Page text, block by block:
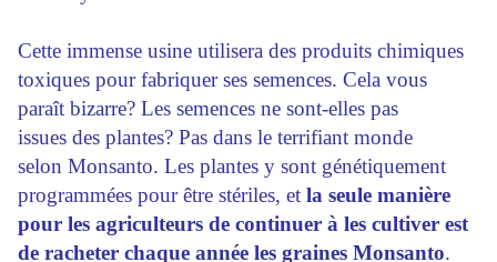
Cette immense usine utilisera des produits chimiques
toxiques pour fabriquer ses semences. Cela vous
paraît bizarre? Les semences ne sont-elles pas
issues des plantes? Pas dans le terrifiant monde
selon Monsanto. Les plantes y sont génétiquement
programmées pour être stériles, et la seule manière
pour les agriculteurs de continuer à les cultiver est
de racheter chaque année les graines Monsanto.